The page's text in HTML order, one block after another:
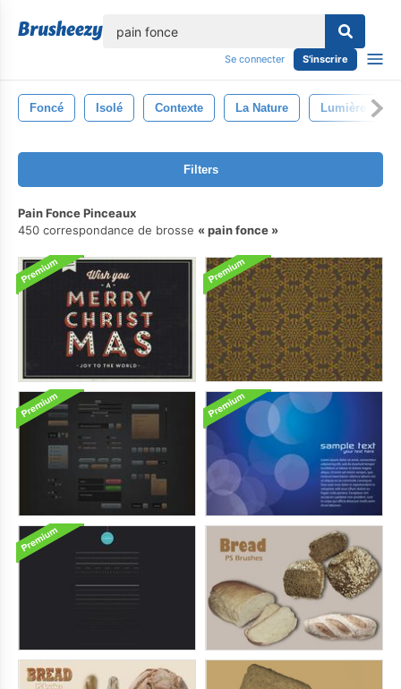
Se connecter S'inscrire
Foncé Isolé Contexte La Nature Lumière
Filters
Pain Fonce Pinceaux
450 correspondance de brosse
pain fonce